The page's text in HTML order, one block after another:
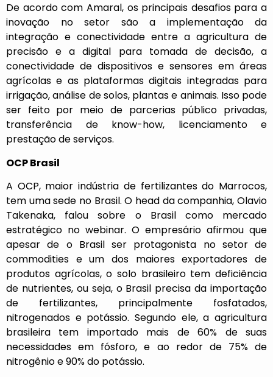
De acordo com Amaral, os principais desafios para a
inovação no setor são a implementação da
integração e conectividade entre a agricultura de
precisão e a digital para tomada de decisão, a
conectividade de dispositivos e sensores em áreas
agrícolas e as plataformas digitais integradas para
irrigação, análise de solos, plantas e animais. Isso pode
ser feito por meio de parcerias público privadas,
transferência de know-how, licenciamento e
prestação de serviços.
OCP Brasil
A OCP, maior indústria de fertilizantes do Marrocos,
tem uma sede no Brasil. O head da companhia, Olavio
Takenaka, falou sobre o Brasil como mercado
estratégico no webinar. O empresário afirmou que
apesar de o Brasil ser protagonista no setor de
commodities e um dos maiores exportadores de
produtos agrícolas, o solo brasileiro tem deficiência
de nutrientes, ou seja, o Brasil precisa da importação
de fertilizantes, principalmente fosfatados,
nitrogenados e potássio. Segundo ele, a agricultura
brasileira tem importado mais de 60% de suas
necessidades em fósforo, e ao redor de 75% de
nitrogênio e 90% do potássio.